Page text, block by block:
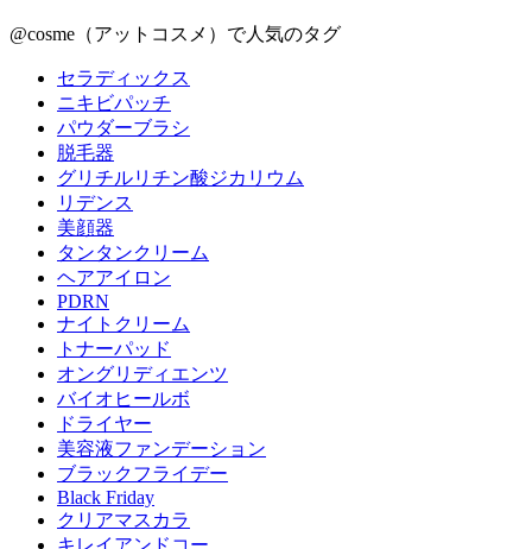
@cosme（アットコスメ）で人気のタグ
セラディックス
ニキビパッチ
パウダーブラシ
脱毛器
グリチルリチン酸ジカリウム
リデンス
美顔器
タンタンクリーム
ヘアアイロン
PDRN
ナイトクリーム
トナーパッド
オングリディエンツ
バイオヒールボ
ドライヤー
美容液ファンデーション
ブラックフライデー
Black Friday
クリアマスカラ